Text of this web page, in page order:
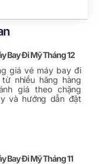
Bay Đi Mỹ Tháng 12
giá vé máy bay đi
nhiều hãng hàng
giá theo chặng
và hướng dẫn đặt
Bay Đi Mỹ Tháng 11